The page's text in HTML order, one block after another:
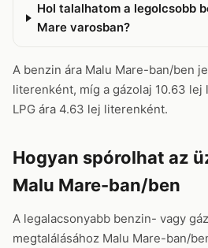
Hol talalhatom a legolcsobb
Mare varosban?
A benzin ára Malu Mare-ban/ben
literenként, míg a gázolaj 10.63
LPG ára 4.63 lej literenként.
Hogyan spórolhat az
Malu Mare-ban/ben
A legalacsonyabb benzin- vagy
megtalálásához Malu Mare-ban/